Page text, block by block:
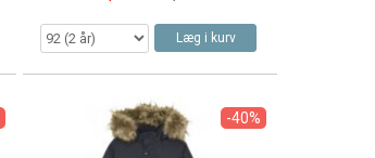
Læg i kurv
-40%